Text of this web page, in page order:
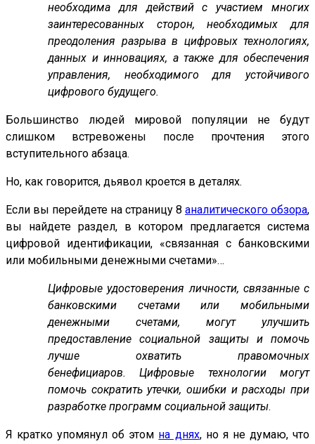
необходима для действий с участием многих
заинтересованных сторон, необходимых для
преодоления разрыва в цифровых технологиях,
данных и инновациях, а также для обеспечения
управления, необходимого для устойчивого
цифрового будущего.
Большинство людей мировой популяции не будут
слишком встревожены после прочтения этого
вступительного абзаца.
Но, как говорится, дьявол кроется в деталях.
Если вы перейдете на страницу 8 аналитического обзора,
вы найдете раздел, в котором предлагается система
цифровой идентификации, «связанная с банковскими
или мобильными денежными счетами»…
Цифровые удостоверения личности, связанные с
банковскими счетами или мобильными
денежными счетами, могут улучшить
предоставление социальной защиты и помочь
лучше охватить правомочных
бенефициаров. Цифровые технологии могут
помочь сократить утечки, ошибки и расходы при
разработке программ социальной защиты.
Я кратко упомянул об этом на днях, но я не думаю, что